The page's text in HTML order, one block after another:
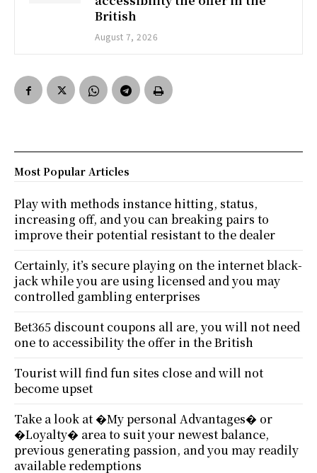
British
August 7, 2026
Most Popular Articles
Play with methods instance hitting, status,
increasing off, and you can breaking pairs to
improve their potential resistant to the dealer
Certainly, it’s secure playing on the internet black-
jack while you are using licensed and you may
controlled gambling enterprises
Bet365 discount coupons all are, you will not need
one to accessibility the offer in the British
Tourist will find fun sites close and will not
become upset
Take a look at �My personal Advantages� or
�Loyalty� area to suit your newest balance,
previous generating passion, and you may readily
available redemptions